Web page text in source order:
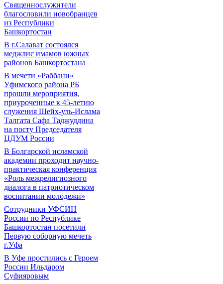
Священнослужители
благословили новобранцев
из Республики
Башкортостан
В г.Салават состоялся
меджлис имамов южных
районов Башкортостана
В мечети «Раббани»
Уфимского района РБ
прошли мероприятия,
приуроченные к 45-летию
служения Шейх-уль-Ислама
Талгата Сафа Таджуддина
на посту Председателя
ЦДУМ России
В Болгарской исламской
академии проходит научно-
практическая конференция
«Роль межрелигиозного
диалога в патриотическом
воспитании молодежи»
Сотрудники УФСИН
России по Республике
Башкортостан посетили
Первую соборную мечеть
г.Уфа
В Уфе простились с Героем
России Ильдаром
Суфияровым